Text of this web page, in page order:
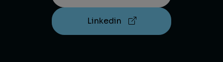
Linkedin